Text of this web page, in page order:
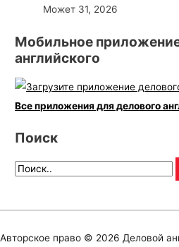
Может 31, 2026
Мобильное
английского
Все приложения для делового
Поиск
Авторское право © 2026 Деловой